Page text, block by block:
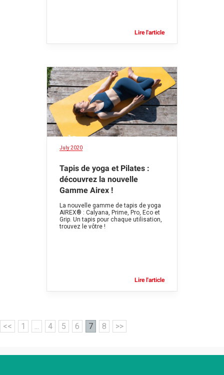
Lire l'article
July 2020
Tapis de yoga et Pilates :
découvrez la nouvelle
Gamme Airex !
La nouvelle gamme de tapis de yoga
AIREX® : Calyana, Prime, Pro, Eco et
Grip. Un tapis pour chaque utilisation,
trouvez le vôtre !
Lire l'article
<< 1 ... 4 5 6 7 8 >>